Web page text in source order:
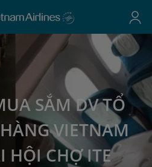
SẮM DV TỔ
VIETNAM
HỘI CHỢ ITE